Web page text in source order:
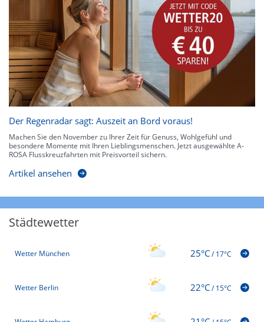
Der Regenradar sagt: Auszeit an Bord voraus!
Machen Sie den November zu Ihrer Zeit für Genuss, Wohlgefühl und
besondere Momente mit Ihren Lieblingsmenschen. Jetzt ausgewählte A-
ROSA Flusskreuzfahrten mit Preisvorteil sichern.
Artikel ansehen
Städtewetter
Wetter München 25°C/17°C
Wetter Berlin 22°C/15°C